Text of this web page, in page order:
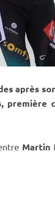
après
première
Martin